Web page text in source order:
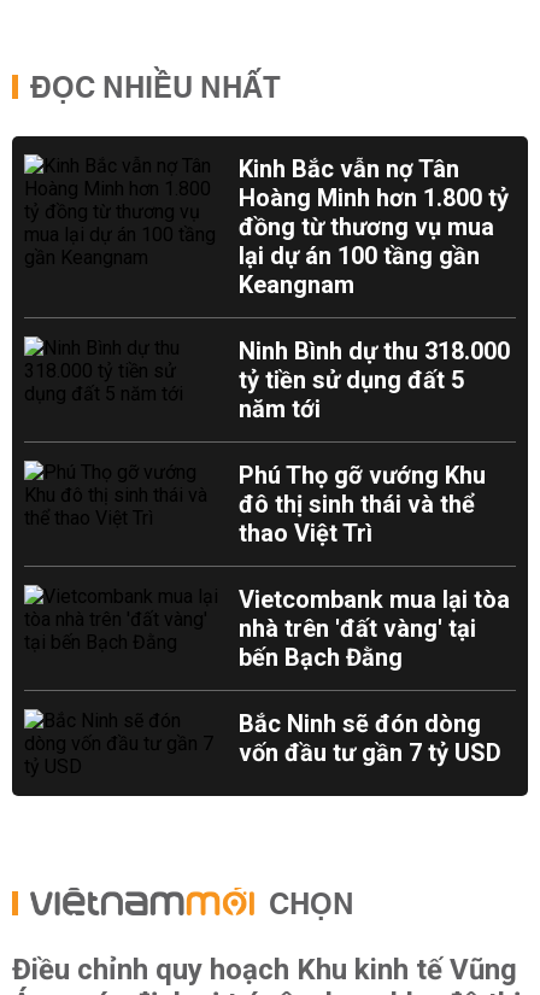
ĐỌC NHIỀU NHẤT
Kinh Bắc vẫn nợ Tân
Hoàng Minh hơn 1.800 tỷ
đồng từ thương vụ mua
lại dự án 100 tầng gần
Keangnam
Ninh Bình dự thu 318.000
tỷ tiền sử dụng đất 5
năm tới
Phú Thọ gỡ vướng Khu
đô thị sinh thái và thể
thao Việt Trì
Vietcombank mua lại tòa
nhà trên 'đất vàng' tại
bến Bạch Đằng
Bắc Ninh sẽ đón dòng
vốn đầu tư gần 7 tỷ USD
CHỌN
Điều chỉnh quy hoạch Khu kinh tế Vũng